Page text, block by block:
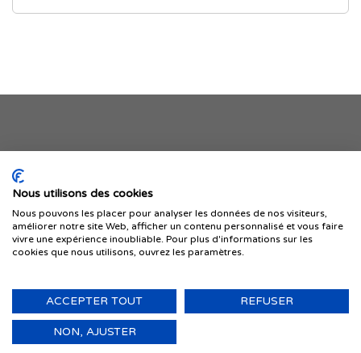
Je publie mon offre
© 1999-2026 IMMIGRER.COM INC. — TOUS DROITS RÉSERVÉS
Nous utilisons des cookies
Nous pouvons les placer pour analyser les données de nos visiteurs,
améliorer notre site Web, afficher un contenu personnalisé et vous faire
vivre une expérience inoubliable. Pour plus d'informations sur les
cookies que nous utilisons, ouvrez les paramètres.
ACCEPTER TOUT REFUSER
NON, AJUSTER